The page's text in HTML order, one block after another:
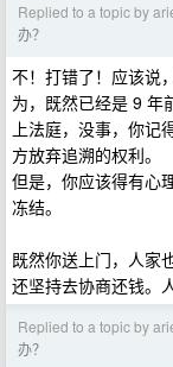
Replied to a topic by
办？
不！打错了！应该说
为，既然已经是 9 年
上法庭，没事，你
方放弃追溯的权利。
但是，你应该得有心
冻结。
既然你送上门，人家
还坚持去协商还钱。
Replied to a topic by
办？